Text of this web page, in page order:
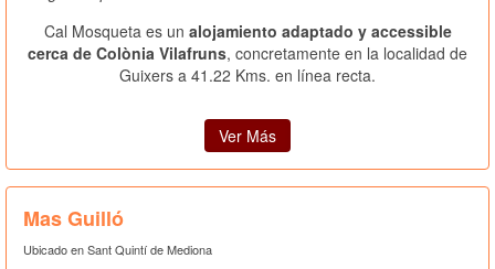
Cal Mosqueta es un alojamiento adaptado y accessible
cerca de Colònia Vilafruns, concretamente en la localidad de
Guixers a 41.22 Kms. en línea recta.
Ver Más
Mas Guilló
Ubicado en Sant Quintí de Mediona